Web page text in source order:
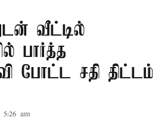
வீட்டில்
பார்த்த
போட்ட சதி திட்டம்
am